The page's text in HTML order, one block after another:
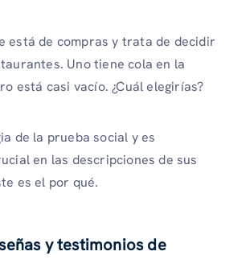
está de compras y trata de decidir
Uno tiene cola en la
está casi vacío. ¿Cuál elegirías?
de la prueba social y es
en las descripciones de sus
es el por qué.
y testimonios de